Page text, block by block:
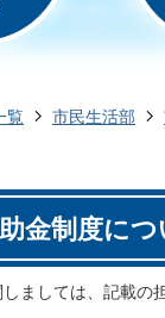
覧 市民生活部
金制度につ
ましては、記載の